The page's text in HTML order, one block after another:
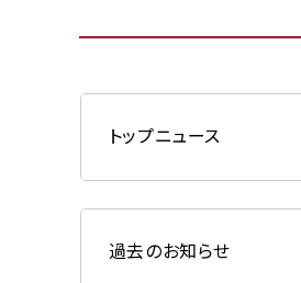
トップニュース
過去のお知らせ